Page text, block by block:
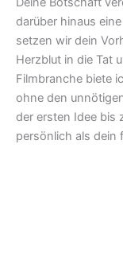
darüber hinaus
setzen wir dein
Herzblut in die Tat
Filmbranche biete
ohne den
der ersten Idee bis
persönlich als dein